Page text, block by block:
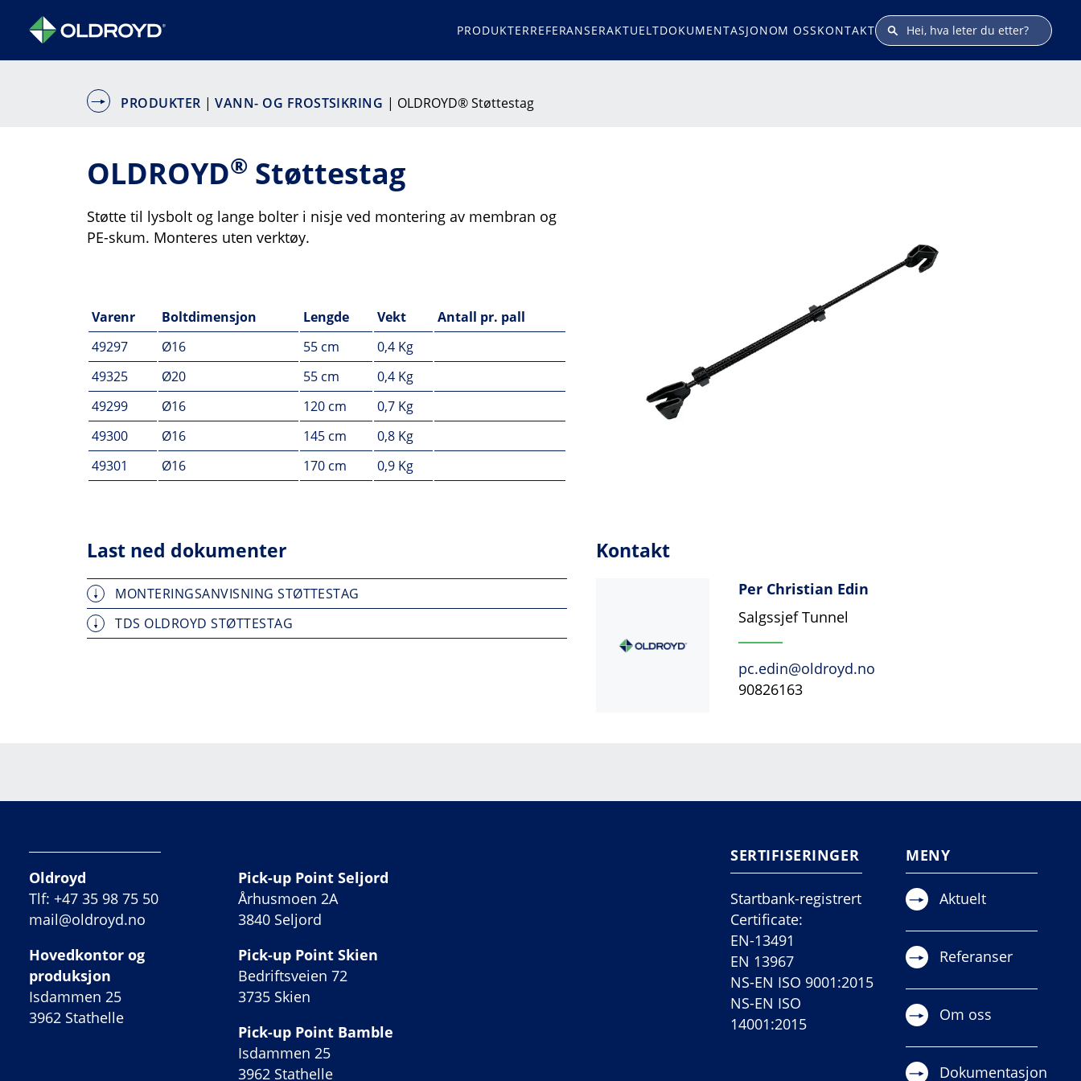
PRODUKTERREFERANSERAKTUELTDOKUMENTASJONOM OSSKONTAKT
PRODUKTER |VANN- OG FROSTSIKRING | OLDROYD® Støttestag
OLDROYD® Støttestag
Støtte til lysbolt og lange bolter i nisje ved montering av membran og
PE-skum. Monteres uten verktøy.
Varenr Boltdimensjon Lengde Vekt
Antall pr. pall
49297
Ø16 55 cm
0,4 Kg
49325
Ø20 55 cm
0,4 Kg
49299
Ø16 120 cm
0,7 Kg
49300
Ø16 145 cm
0,8 Kg
49301
Ø16 170 cm 0,9 Kg
Last ned dokumenter
MONTERINGSANVISNING STØTTESTAG
TDS OLDROYD STØTTESTAG
Kontakt
Per Christian Edin
Salgssjef Tunnel
pc.edin@oldroyd.no
90826163
Oldroyd
Tlf: +47 35 98 75 50
mail@oldroyd.no
Hovedkontor og
produksjon
Isdammen 25
3962 Stathelle
Pick-up Point Seljord
Århusmoen 2A
3840 Seljord
Pick-up Point Skien
Bedriftsveien 72
3735 Skien
Pick-up Point Bamble
Isdammen 25
3962 Stathelle
SERTIFISERINGER
Startbank-registrert
Certificate:
EN-13491
EN 13967
NS-EN ISO 9001:2015
NS-EN ISO
14001:2015
MENY
Aktuelt
Referanser
Om oss
Dokumentasjon